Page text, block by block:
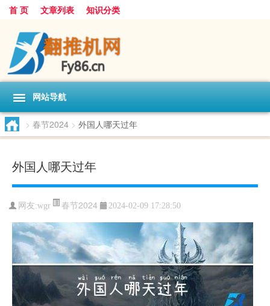
首 页 文章列表 知识分类
网站导航
> 春节2024 > 外国人哪天过年
外国人哪天过年
网友:wgr 春节2024 2024-02-09 17:28:50